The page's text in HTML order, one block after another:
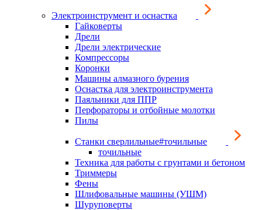
Электроинструмент и оснастка
Гайковерты
Дрели
Дрели электрические
Компрессоры
Коронки
Машины алмазного бурения
Оснастка для электроинструмента
Паяльники для ППР
Перфораторы и отбойные молотки
Пилы
Станки сверлильные#точильные
точильные
Техника для работы с грунтами и бетоном
Триммеры
Фены
Шлифовальные машины (УШМ)
Шуруповерты